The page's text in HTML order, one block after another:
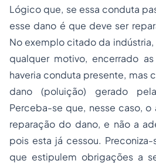
Lógico que, se essa conduta
esse dano é que deve ser
No exemplo citado da
qualquer motivo, encerrado
haveria conduta presente, mas
dano (poluição) gerado
Perceba-se que, nesse caso, o
reparação do dano, e não a
pois esta já cessou.
que estipulem obrigações a